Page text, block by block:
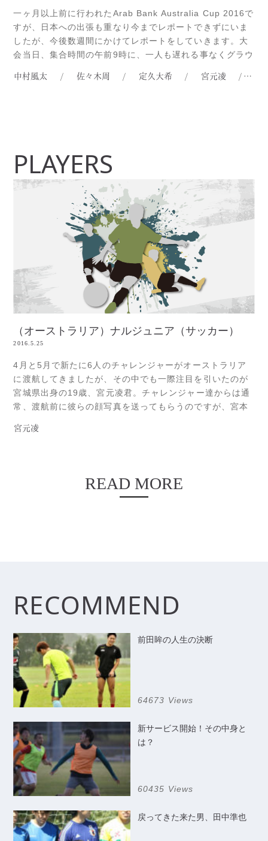
一ヶ月以上前に行われたArab Bank Australia Cup 2016で
すが、日本への出張も重なり今までレポートできずにいま
したが、今後数週間にかけてレポートをしていきます。大
会当日、集合時間の午前9時に、一人も遅れる事なくグラウ
ーの最終節が行われたという事もあり、40人近いマネージ
中村風太 / 佐々木周 / 定久大希 / 宮元凌 /
PLAYERS
（オーストラリア）ナルジュニア（サッカー）
2016.5.25
4月と5月で新たに6人のチャレンジャーがオーストラリア
に渡航してきましたが、その中でも一際注目を引いたのが
宮城県出身の19歳、宮元凌君。チャレンジャー達からは通
常、渡航前に彼らの顔写真を送ってもらうのですが、宮本
キーが来るのかと少しばかり構えていたところ、シドニー
宮元凌
READ MORE
RECOMMEND
前田眸の人生の決断
64673 Views
新サービス開始！その中身と
は？
60435 Views
戻ってきた来た男、田中準也